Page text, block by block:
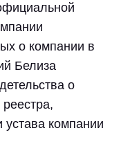
о компании в
Белиза
о
реестра,
компании